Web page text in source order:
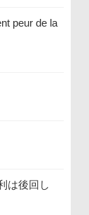
peur de la
は後回し